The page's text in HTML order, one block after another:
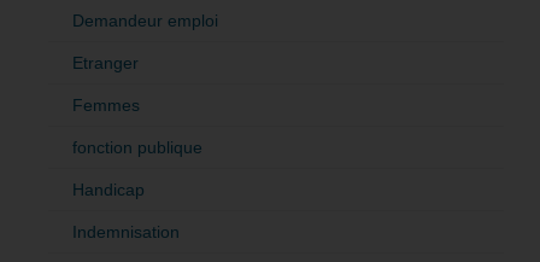
Demandeur emploi
Etranger
Femmes
fonction publique
Handicap
Indemnisation